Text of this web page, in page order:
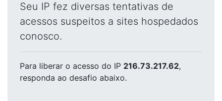
Seu IP fez diversas tentativas de
acessos suspeitos a sites hospedados
conosco.
Para liberar o acesso do IP 216.73.217.62,
responda ao desafio abaixo.